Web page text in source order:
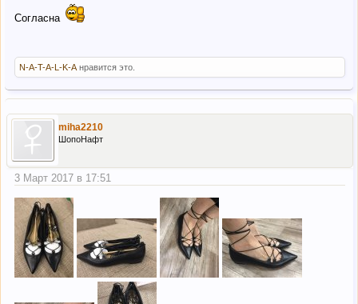
Согласна
N-A-T-A-L-K-A нравится это.
miha2210
ШопоНафт
3 Март 2017 в 17:51